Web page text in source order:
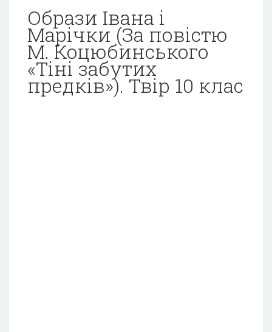
Образи Івана і
Марічки (За повістю
М. Коцюбинського
«Тіні забутих
предків»). Твір 10 клас